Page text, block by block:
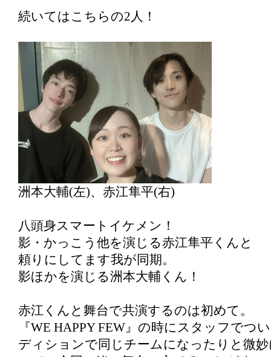
続いてはこちらの2人！
洲本大輔(左)、赤江隼平(右)
八頭身スマートイケメン！
影・かっこう他を演じる赤江隼平くんと
頼りにしてます我が同期。
影ほかを演じる洲本大輔くん！
赤江くんと舞台で共演するのは初めて。
『WE HAPPY FEW』の時にスタッフでつ
ディションで同じチームになったりと微